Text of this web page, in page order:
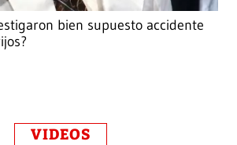
bien supuesto accidente
VIDEOS